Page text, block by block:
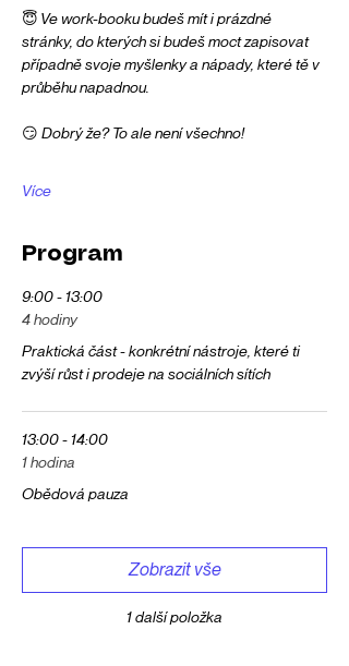
😇 Ve work-booku budeš mít i prázdné
stránky, do kterých si budeš moct zapisovat
případně svoje myšlenky a nápady, které tě v
průběhu napadnou.
😏 Dobrý že? To ale není všechno!
Více
Program
9:00 - 13:00
4 hodiny
Praktická část - konkrétní nástroje, které ti
zvýší růst i prodeje na sociálních sítích
13:00 - 14:00
1 hodina
Obědová pauza
1 další položka
Zobrazit vše